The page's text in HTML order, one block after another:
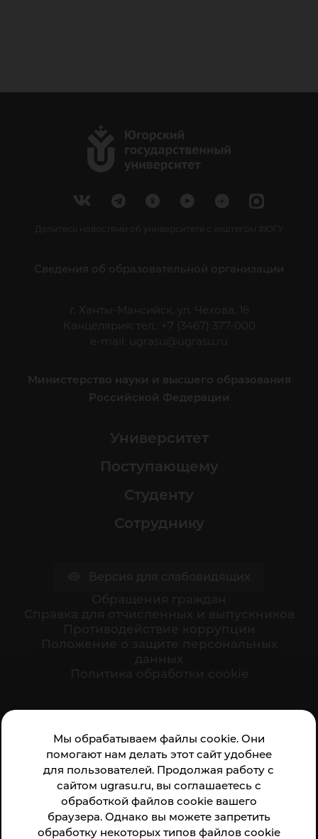
Мы обрабатываем файлы cookie. Они
помогают нам делать этот сайт удобнее
для пользователей. Продолжая работу с
сайтом ugrasu.ru, вы соглашаетесь с
обработкой файлов cookie вашего
браузера. Однако вы можете запретить
обработку некоторых типов файлов cookie
Делитесь новостями об университете с хештегом #ЮГУ
Сведения об образовательной организации
г. Ханты-Мансийск, ул. Чехова, 16
Канцелярия: тел.: +7 (3467) 377-000
e-mail:
ugrasu@ugrasu.ru
Министерство науки и высшего образования
Российской Федерации
Университет
Поступающему
Студенту
Сотруднику
организации:
Анкета доступна по QR-коду, а так же по прямой